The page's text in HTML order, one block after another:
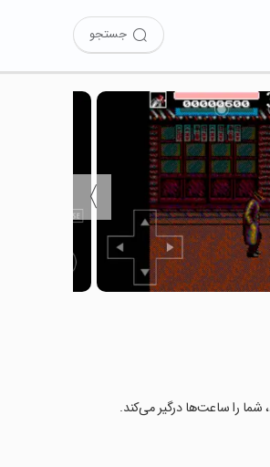
جستجو
〉